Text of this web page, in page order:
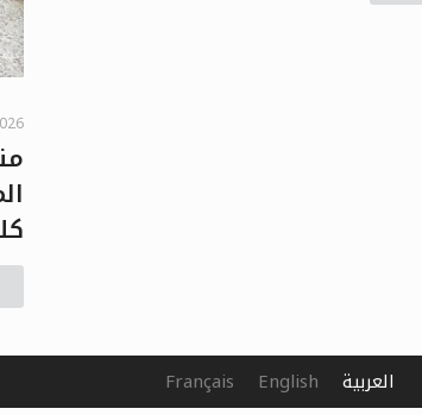
العربية English
Français